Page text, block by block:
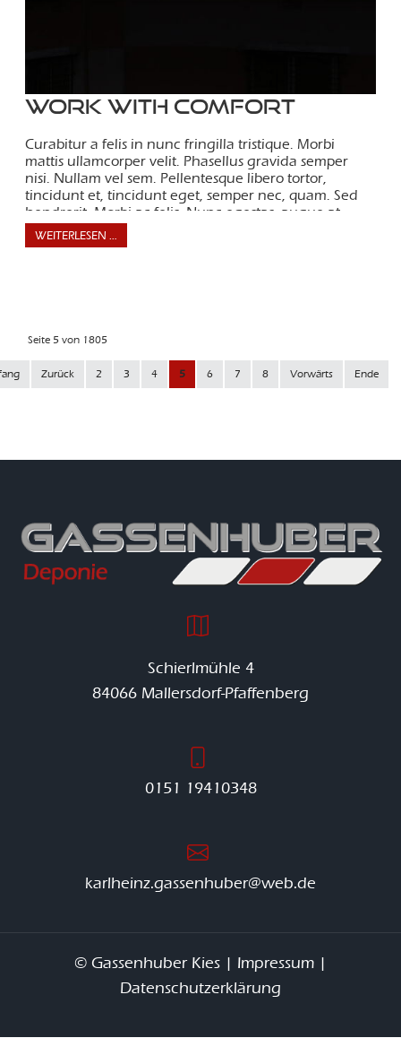
Work with comfort
Curabitur a felis in nunc fringilla tristique. Morbi
mattis ullamcorper velit. Phasellus gravida semper
nisi. Nullam vel sem. Pellentesque libero tortor,
tincidunt et, tincidunt eget, semper nec, quam. Sed
hendrerit. Morbi ac felis. Nunc egestas, augue at
pellentesque laoreet.
WEITERLESEN …
Seite 5 von 1805
Zurück 2 3 4 5 6 7 8 Vorwärts Ende
Schierlmühle 4
84066 Mallersdorf-Pfaffenberg
0151 19410348
karlheinz.gassenhuber@web.de
© Gassenhuber Kies | Impressum |
Datenschutzerklärung